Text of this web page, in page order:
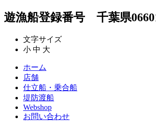
遊漁船登録番号 千葉県
文字サイズ
小 中 大
ホーム
店舗
仕立船・乗合船
堤防渡船
Webshop
お問い合わせ